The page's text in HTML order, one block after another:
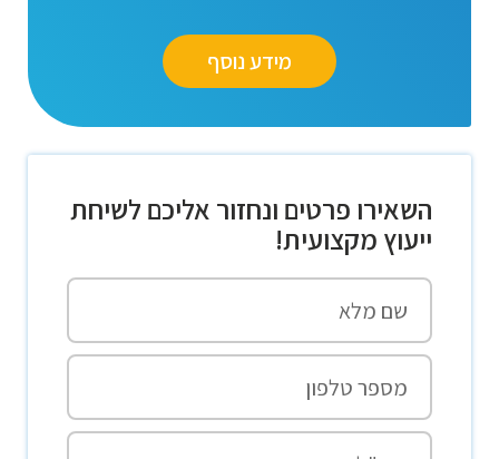
מידע נוסף
השאירו פרטים ונחזור אליכם לשיחת
ייעוץ מקצועית!